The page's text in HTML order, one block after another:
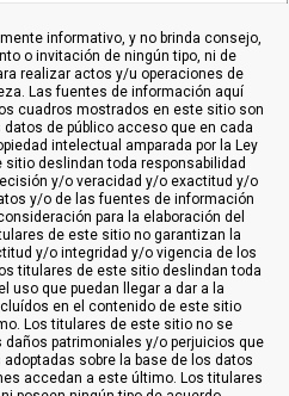
informativo, y no brinda consejo,
o invitación de ningún tipo, ni de
realizar actos y/u operaciones de
Las fuentes de información aquí
cuadros mostrados en este sitio son
de público acceso que en cada
intelectual amparada por la Ley
sitio deslindan toda responsabilidad
y/o veracidad y/o exactitud y/o
y/o de las fuentes de información
para la elaboración del
de este sitio no garantizan la
y/o integridad y/o vigencia de los
titulares de este sitio deslindan toda
uso que puedan llegar a dar a la
en el contenido de este sitio
Los titulares de este sitio no se
patrimoniales y/o perjuicios que
sobre la base de los datos
accedan a este último. Los titulares